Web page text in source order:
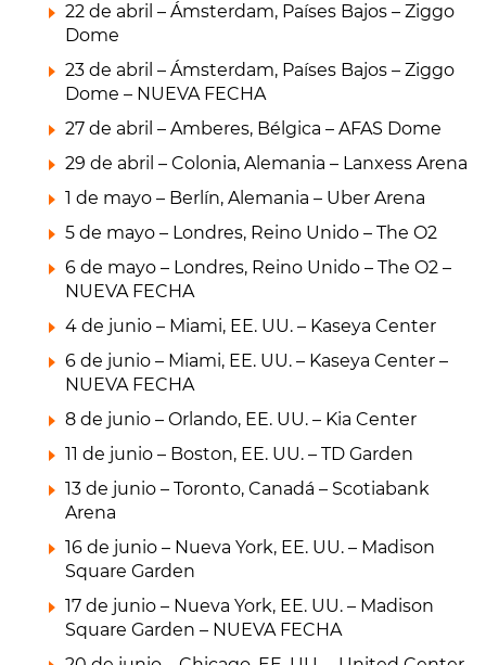
22 de abril – Ámsterdam, Países Bajos – Ziggo
Dome
23 de abril – Ámsterdam, Países Bajos – Ziggo
Dome – NUEVA FECHA
27 de abril – Amberes, Bélgica – AFAS Dome
29 de abril – Colonia, Alemania – Lanxess Arena
1 de mayo – Berlín, Alemania – Uber Arena
5 de mayo – Londres, Reino Unido – The O2
6 de mayo – Londres, Reino Unido – The O2 –
NUEVA FECHA
4 de junio – Miami, EE. UU. – Kaseya Center
6 de junio – Miami, EE. UU. – Kaseya Center –
NUEVA FECHA
8 de junio – Orlando, EE. UU. – Kia Center
11 de junio – Boston, EE. UU. – TD Garden
13 de junio – Toronto, Canadá – Scotiabank
Arena
16 de junio – Nueva York, EE. UU. – Madison
Square Garden
17 de junio – Nueva York, EE. UU. – Madison
Square Garden – NUEVA FECHA